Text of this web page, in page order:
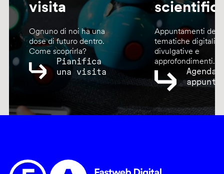
visita
Ognuno di noi ha una
dose di futuro dentro.
Come scoprirla?
Pianifica
una visita
Appuntamenti
tematiche digitali,
divulgative e
approfondimenti.
Agenda